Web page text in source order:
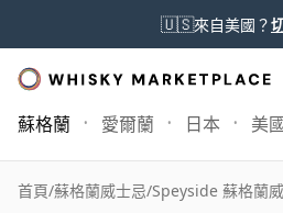
🇺🇸來自美國？
蘇格蘭 愛爾蘭 日本 美
首頁/蘇格蘭威士忌/Speyside 蘇格蘭